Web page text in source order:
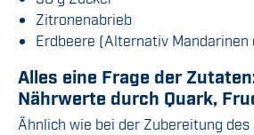
Zitronenabrieb
Erdbeere (Alternativ Mandarinen
Alles eine Frage der
Nährwerte durch Quark,
Ähnlich wie bei der Zubereitung des